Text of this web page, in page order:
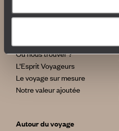
Où nous trouver ?
L’Esprit Voyageurs
Le voyage sur mesure
Notre valeur ajoutée
Autour du voyage